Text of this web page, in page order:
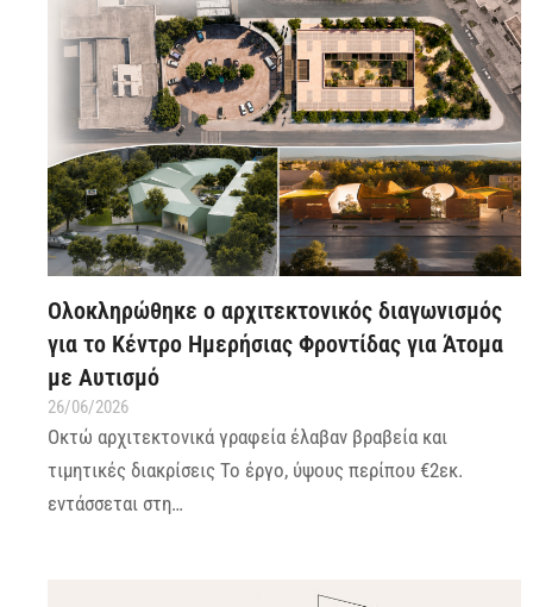
Ολοκληρώθηκε ο αρχιτεκτονικός διαγωνισμός
για το Κέντρο Ημερήσιας Φροντίδας για Άτομα
με Αυτισμό
26/06/2026
Οκτώ αρχιτεκτονικά γραφεία έλαβαν βραβεία και
τιμητικές διακρίσεις Το έργο, ύψους περίπου €2εκ.
εντάσσεται στη…